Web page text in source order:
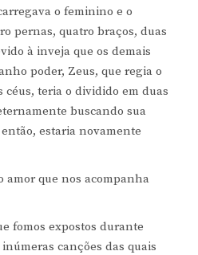
o feminino e o
pernas, quatro braços, duas
à inveja que os demais
poder, Zeus, que regia o
teria o dividido em duas
buscando sua
estaria novamente
amor que nos acompanha
fomos expostos durante
canções das quais